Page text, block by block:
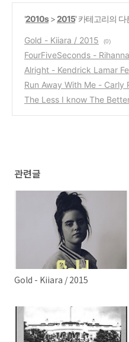
'2010s>2015' 카테고리의 다
Gold - Kiiara / 2015 (0)
FourFiveSeconds -
Paul McCartney / 2015
(0)
Alright - Kendrick Lamar
5
(0)
Run Away With Me - Carly
15
(0)
The Less I know The
관련글
Gold - Kiiara / 2015